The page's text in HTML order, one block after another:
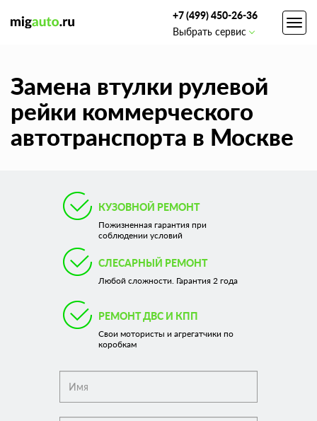
+7 (499) 450-26-36
Выбрать сервис
Замена втулки рулевой
рейки коммерческого
автотранспорта в Москве
КУЗОВНОЙ РЕМОНТ
Пожизненная гарантия при
соблюдении условий
СЛЕСАРНЫЙ РЕМОНТ
Любой сложности. Гарантия 2 года
РЕМОНТ ДВС И КПП
Свои мотористы и агрегатчики по
коробкам